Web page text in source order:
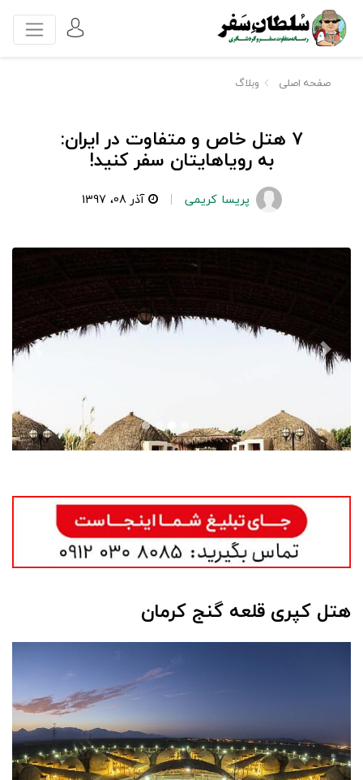
صفحه اصلی وبلاگ
۷ هتل خاص و متفاوت در ایران:
به رویاهایتان سفر کنید!
پریسا کریمی آذر 08، 1397
هتل کپری قلعه گنج کرمان